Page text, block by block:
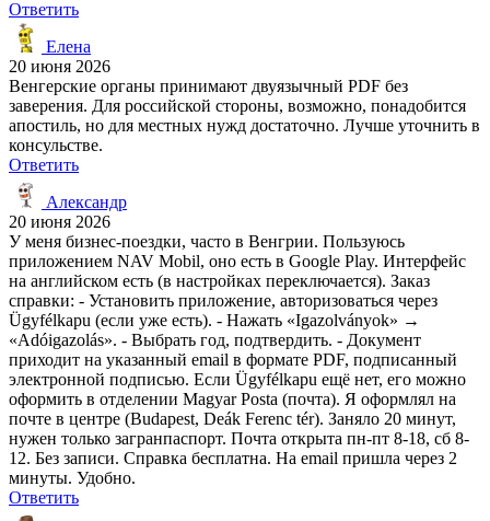
Ответить
Елена
20 июня 2026
Венгерские органы принимают двуязычный PDF без
заверения. Для российской стороны, возможно, понадобится
апостиль, но для местных нужд достаточно. Лучше уточнить в
консульстве.
Ответить
Александр
20 июня 2026
У меня бизнес-поездки, часто в Венгрии. Пользуюсь
приложением NAV Mobil, оно есть в Google Play. Интерфейс
на английском есть (в настройках переключается). Заказ
справки: - Установить приложение, авторизоваться через
Ügyfélkapu (если уже есть). - Нажать «Igazolványok» →
«Adóigazolás». - Выбрать год, подтвердить. - Документ
приходит на указанный email в формате PDF, подписанный
электронной подписью. Если Ügyfélkapu ещё нет, его можно
оформить в отделении Magyar Posta (почта). Я оформлял на
почте в центре (Budapest, Deák Ferenc tér). Заняло 20 минут,
нужен только загранпаспорт. Почта открыта пн-пт 8-18, сб 8-
12. Без записи. Справка бесплатна. На email пришла через 2
минуты. Удобно.
Ответить